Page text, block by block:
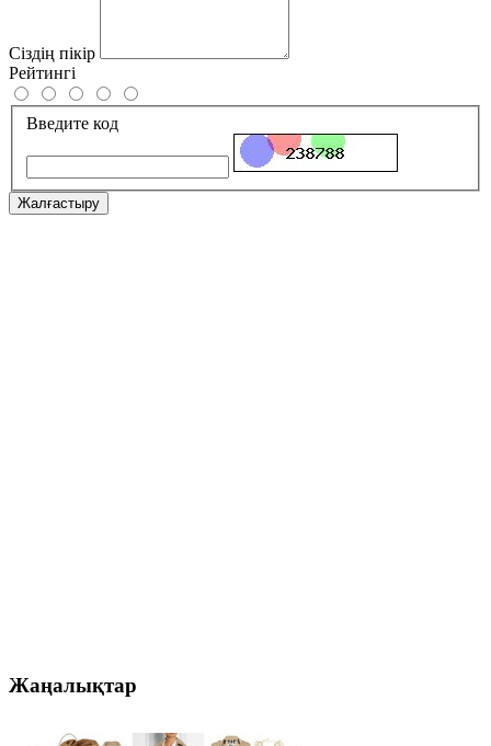
Сіздің пікір
Рейтингі
Введите код
Жалғастыру
Жаңалықтар